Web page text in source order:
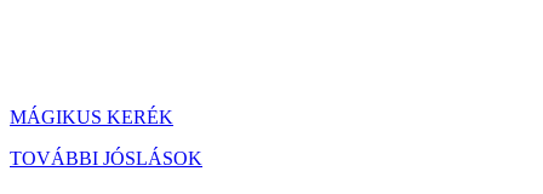
MÁGIKUS KERÉK
TOVÁBBI JÓSLÁSOK